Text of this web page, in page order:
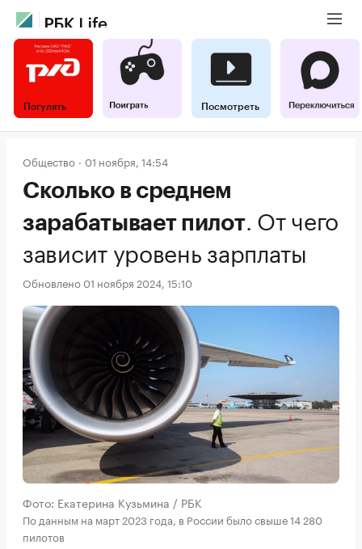
Погулять Посмотреть
Общество 01 ноября, 14:54
Сколько в среднем
зарабатывает пилот. От чего
зависит уровень зарплаты
Обновлено 01 ноября 2024, 15:10
Фото: Екатерина Кузьмина / РБК
По данным на март 2023 года, в России было свыше 14 280
пилотов